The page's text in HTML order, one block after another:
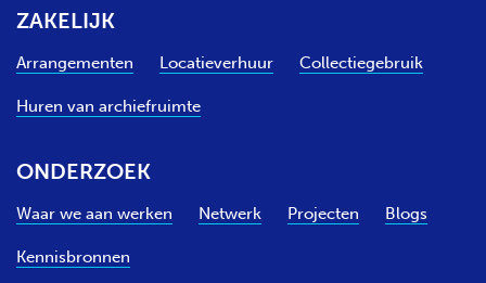
ZAKELIJK
Arrangementen Locatieverhuur Collectiegebruik
Huren van archiefruimte
ONDERZOEK
Waar we aan werken Netwerk Projecten Blogs
Kennisbronnen